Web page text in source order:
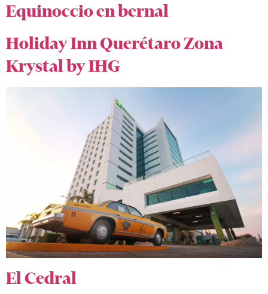
Equinoccio en bernal
Holiday Inn Querétaro Zona
Krystal by IHG
El Cedral